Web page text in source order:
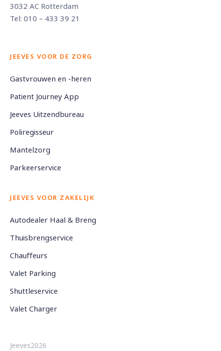
3032 AC Rotterdam
Tel: 010 – 433 39 21
JEEVES VOOR DE ZORG
Gastvrouwen en -heren
Patient Journey App
Jeeves Uitzendbureau
Poliregisseur
Mantelzorg
Parkeerservice
JEEVES VOOR ZAKELIJK
Autodealer Haal & Breng
Thuisbrengservice
Chauffeurs
Valet Parking
Shuttleservice
Valet Charger
Jeeves2026